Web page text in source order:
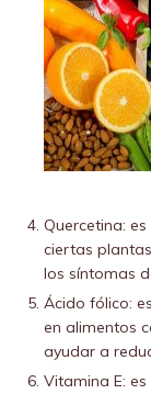
Quercetina:
ciertas
los síntomas
Ácido fólico:
en alimentos
ayudar a
Vitamina E: